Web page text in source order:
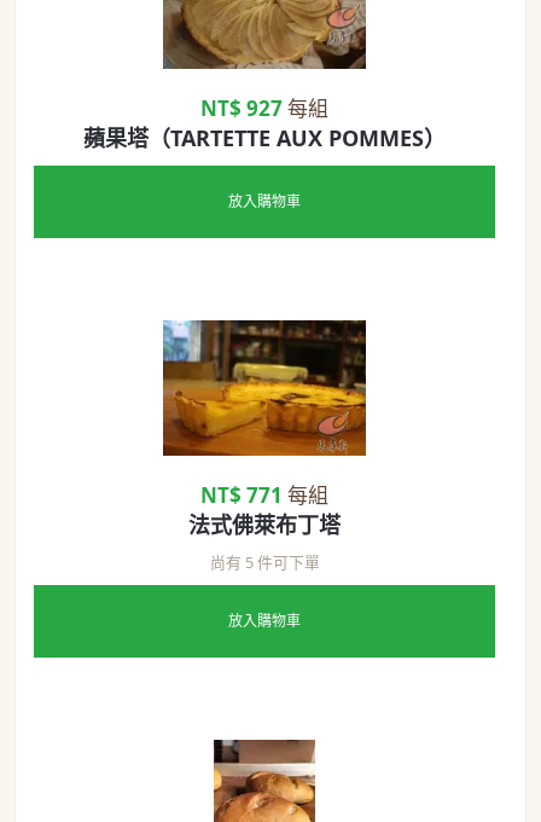
NT$ 927每組
蘋果塔（TARTETTE AUX POMMES）
放入購物車
NT$ 771 每組
法式佛萊布丁塔
尚有 5 件可下單
放入購物車